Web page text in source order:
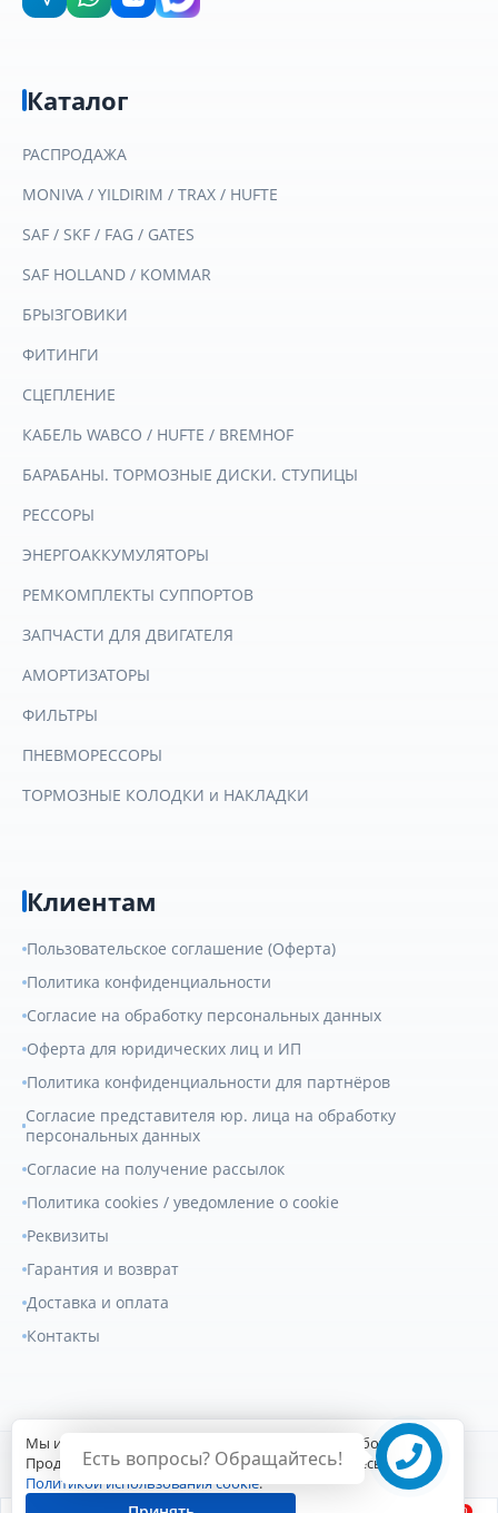
Есть вопросы? Обращайтесь!
Каталог
РАСПРОДАЖА
MONIVA / YILDIRIM / TRAX / HUFTE
SAF / SKF / FAG / GATES
SAF HOLLAND / KOMMAR
БРЫЗГОВИКИ
ФИТИНГИ
СЦЕПЛЕНИЕ
КАБЕЛЬ WABCO / HUFTE / BREMHOF
БАРАБАНЫ. ТОРМОЗНЫЕ ДИСКИ. СТУПИЦЫ
РЕССОРЫ
ЭНЕРГОАККУМУЛЯТОРЫ
РЕМКОМПЛЕКТЫ СУППОРТОВ
ЗАПЧАСТИ ДЛЯ ДВИГАТЕЛЯ
АМОРТИЗАТОРЫ
ФИЛЬТРЫ
ПНЕВМОРЕССОРЫ
ТОРМОЗНЫЕ КОЛОДКИ и НАКЛАДКИ
Клиентам
Пользовательское соглашение (Оферта)
Политика конфиденциальности
Согласие на обработку персональных данных
Оферта для юридических лиц и ИП
Политика конфиденциальности для партнёров
Согласие представителя юр. лица на обработку
персональных данных
Согласие на получение рассылок
Политика cookies / уведомление о cookie
Реквизиты
Гарантия и возврат
Доставка и оплата
Контакты
© 2007-2026Геркулес Трак. Все права защищены.
Сайт разработан Digital-агентством
Мы используем файлы cookie для улучшения работы сайта.
Продолжая пользоваться сайтом, вы соглашаетесь с
Политикой использования cookie.